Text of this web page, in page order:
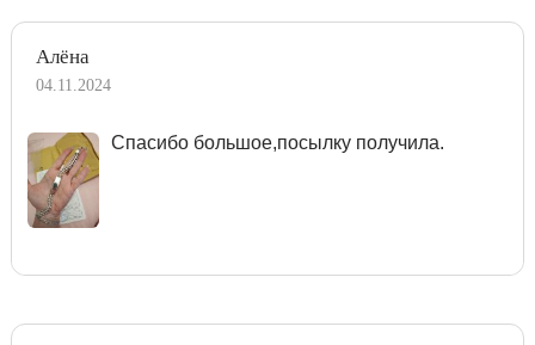
Алёна
04.11.2024
Спасибо большое,посылку получила.